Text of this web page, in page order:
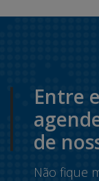
Entre
de
Não fique